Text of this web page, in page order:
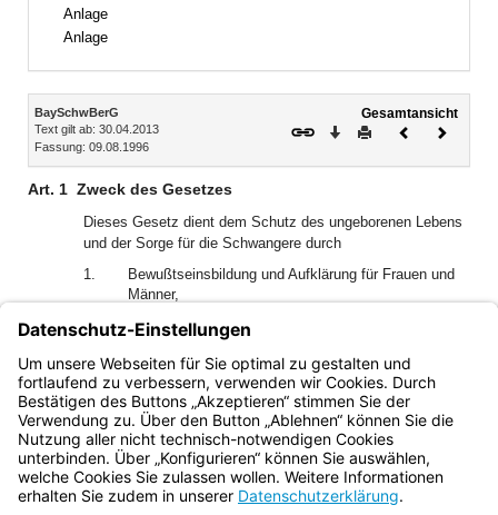
Anlage
Anlage
Inhalt
BaySchwBerG
Text gilt ab: 30.04.2013
Fassung: 09.08.1996
Gesamtansicht
Download
DruckenVorheriges
Art. 1 Zweck des Gesetzes
Dieses Gesetz dient dem Schutz des ungeborenen Lebens
und der Sorge für die Schwangere durch
1.
Bewußtseinsbildung und Aufklärung für Frauen und
Männer,
2.
Beratung für werdende Mütter und Väter,
3.
Schwangerschaftskonfliktberatung und Vermittlung
von Hilfen.
Bayern.de
BayernPortal